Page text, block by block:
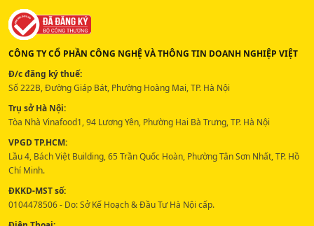
CÔNG TY CỔ PHẦN CÔNG NGHỆ VÀ THÔNG TIN DOANH NGHIỆP VIỆT
Đ/c đăng ký thuế:
Số 222B, Đường Giáp Bát, Phường Hoàng Mai, TP. Hà Nội
Trụ sở Hà Nội:
Tòa Nhà Vinafood1, 94 Lương Yên, Phường Hai Bà Trưng, TP. Hà Nội
VPGD TP.HCM:
Lầu 4, Bách Việt Building, 65 Trần Quốc Hoàn, Phường Tân Sơn Nhất, TP. Hồ
Chí Minh.
ĐKKD-MST số:
0104478506 - Do: Sở Kế Hoạch & Đầu Tư Hà Nội cấp.